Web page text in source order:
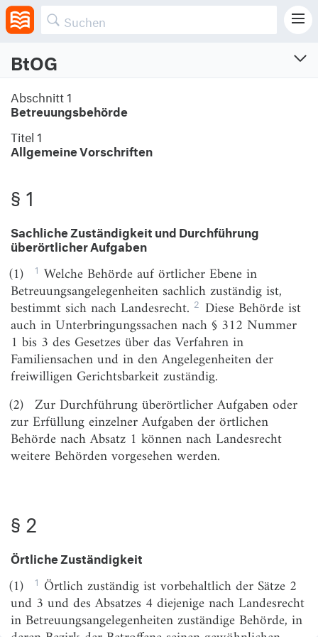
BtOG
Vom 4.5.2021 (BGBl. I S. 882, 917)
Zuletzt geändert am 20.12.2023 (BGBl. I S. Nr. 391)
Abschnitt 1
Titel 1
Allgemeine Vorschriften
§ 1
Sachliche Zuständigkeit und Durchführung
überörtlicher Aufgaben
§ 2
Örtliche Zuständigkeit
§ 3
Fachkräfte
§ 4
Verarbeitung personenbezogener Daten durch
die Behörde
Titel 2
Aufgaben der örtlichen Behörde
§ 5
Informations- und Beratungspflichten
§ 6
Förderungsaufgaben
§ 9
Mitteilungen an das Betreuungsgericht und
die Stammbehörde
§ 10
Mitteilung an Betreuungsvereine
§ 11
Aufgaben im gerichtlichen Verfahren
Abschnitt 1
Betreuungsbehörde
Titel 1
Allgemeine Vorschriften
§ 1
Sachliche Zuständigkeit und Durchführung
überörtlicher Aufgaben
(1) 1 Welche Behörde auf örtlicher Ebene in
Betreuungsangelegenheiten sachlich zuständig ist,
bestimmt sich nach Landesrecht. 2 Diese Behörde ist
auch in Unterbringungssachen nach § 312 Nummer
1 bis 3 des Gesetzes über das Verfahren in
Familiensachen und in den Angelegenheiten der
freiwilligen Gerichtsbarkeit zuständig.
(2) Zur Durchführung überörtlicher Aufgaben oder
zur Erfüllung einzelner Aufgaben der örtlichen
Behörde nach Absatz 1 können nach Landesrecht
weitere Behörden vorgesehen werden.
§ 2
Örtliche Zuständigkeit
(1) 1 Örtlich zuständig ist vorbehaltlich der Sätze 2
und 3 und des Absatzes 4 diejenige nach Landesrecht
in Betreuungsangelegenheiten zuständige Behörde, in